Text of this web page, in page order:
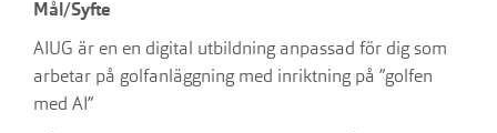
Mål/Syfte
AIUG är en en digital utbildning anpassad för dig som
arbetar på golfanläggning med inriktning på ”golfen
med AI”